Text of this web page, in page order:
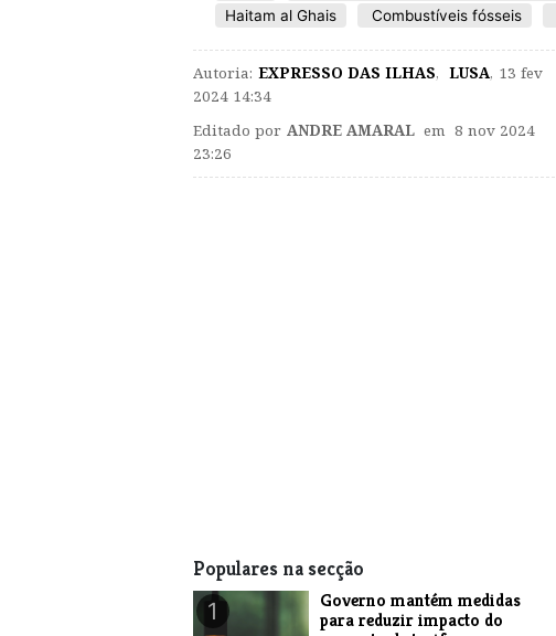
Haitam al Ghais
Combustíveis fósseis
Autoria: EXPRESSO DAS ILHAS, LUSA, 13 fev
2024 14:34
Editado por ANDRE AMARAL em 8 nov 2024
23:26
Populares na secção
1
Governo mantém medidas
para reduzir impacto do